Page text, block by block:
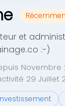
et
:-)
Novembre
29 Juillet